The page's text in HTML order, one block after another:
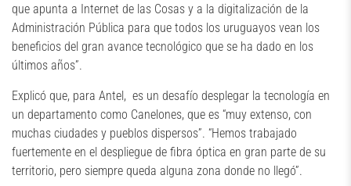
que apunta a Internet de las Cosas y a la digitalización de la
Administración Pública para que todos los uruguayos vean los
beneficios del gran avance tecnológico que se ha dado en los
últimos años”.
Explicó que, para Antel, es un desafío desplegar la tecnología en
un departamento como Canelones, que es “muy extenso, con
muchas ciudades y pueblos dispersos”. “Hemos trabajado
fuertemente en el despliegue de fibra óptica en gran parte de su
territorio, pero siempre queda alguna zona donde no llegó”.